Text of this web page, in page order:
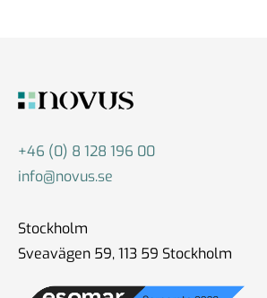
+46 (0) 8 128 196 00
info@novus.se
Stockholm
Sveavägen 59, 113 59 Stockholm